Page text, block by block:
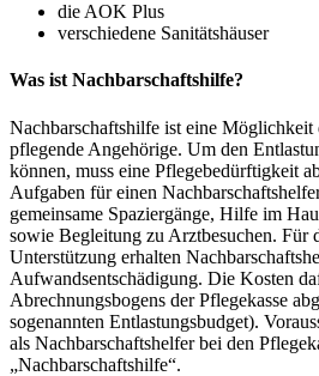
die AOK Plus
verschiedene Sanitätshäuser
Was ist Nachbarschaftshilfe?
Nachbarschaftshilfe ist eine Möglichkeit
pflegende Angehörige. Um den
können, muss eine Pflegebedürftigkeit
Aufgaben für einen
gemeinsame Spaziergänge, Hilfe im
sowie Begleitung zu Arztbesuchen. Für
Unterstützung erhalten
Aufwandsentschädigung. Die Kosten
Abrechnungsbogens der Pflegekasse
sogenannten Entlastungsbudget).
als Nachbarschaftshelfer bei den
„Nachbarschaftshilfe“.